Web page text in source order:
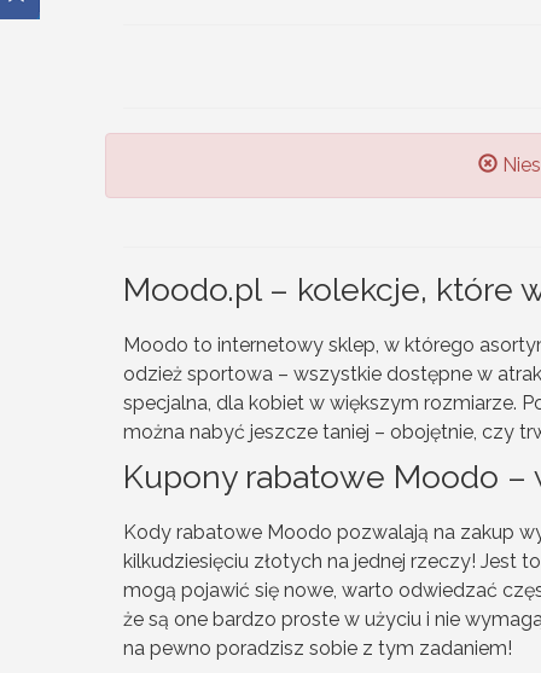
Moodo.pl – kolekcje, które
Moodo to internetowy sklep, w którego
odzież sportowa – wszystkie dostępne w
specjalna, dla kobiet w większym rozmiarze.
można nabyć jeszcze taniej – obojętnie, czy
Kupony rabatowe Moodo –
Kody rabatowe Moodo pozwalają na zakup
kilkudziesięciu złotych na jednej rzeczy! Jest
mogą pojawić się nowe, warto odwiedzać
że są one bardzo proste w użyciu i nie
na pewno poradzisz sobie z tym zadaniem!